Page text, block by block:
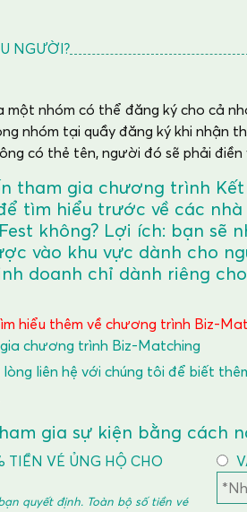
NGƯỜI?
một nhóm có thể đăng ký cho cả
nhóm tại quầy đăng ký khi nhận
có thẻ tên, người đó sẽ phải
tham gia chương trình
tìm hiểu trước về các
không? Lợi ích: bạn sẽ
vào khu vực dành cho
doanh chỉ dành riêng
hiểu thêm về chương trình Biz-
chương trình Biz-Matching
lòng liên hệ với chúng tôi để biết
gia sự kiện bằng cách
TIỀN VÉ ỦNG HỘ CHO
quyết định. Toàn bộ số tiền vé